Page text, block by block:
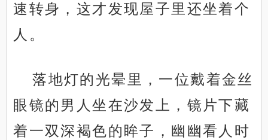
速转身，这才发现屋子里还坐着个
人。
落地灯的光晕里，一位戴着金丝
眼镜的男人坐在沙发上，镜片下藏
着一双深褐色的眸子，幽幽看人时